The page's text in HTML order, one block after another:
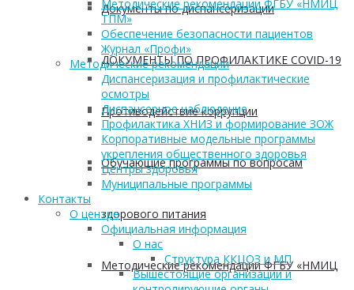
Документы по диспансеризации
ДОКУМЕНТЫ ПО ПРОФИЛАКТИКЕ COVID-19
Противодействие коррупции
Обучающие программы по вопросам
здорового питания
Методические рекомендации ФГБУ «НМИЦ
Методические рекомендации ФГБУ «НМИЦ
ТПМ»
Обеспечение безопасности пациентов
Журнал «Профи»
Методические рекомендации
Диспансеризация и профилактические
осмотры
Диспансерное наблюдение
Профилактика ХНИЗ и формирование ЗОЖ
Корпоративные модельные программы
укрепления общественного здоровья
Центры здоровья
Муниципальные программы
Контакты
О центре
Официальная информация
О нас
Структура ККЦОЗ и МП
Вышестоящие организации и